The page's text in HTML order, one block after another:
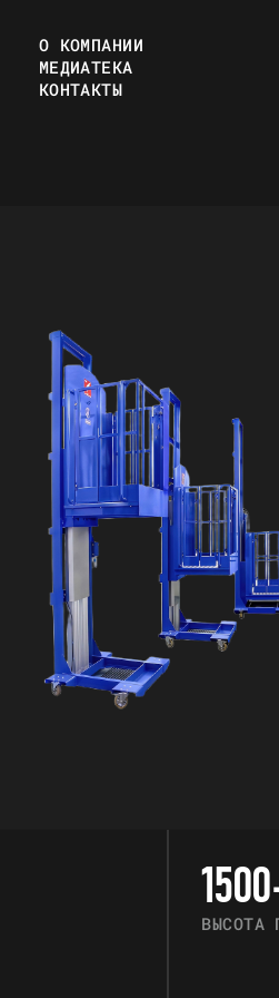
О КОМПАНИИ
МЕДИАТЕКА
КОНТАКТЫ
ВЫСОТА